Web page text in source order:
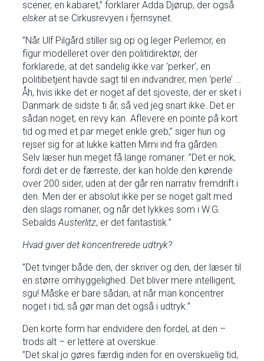
scener, en kabaret,” forklarer Adda Djørup, der også
elskerat se Cirkusrevyen i fjernsynet.
”Når Ulf Pilgård stiller sig op og leger Perlemor, en
figur modelleret over den politidirektør, der
forklarede, at det sandelig ikke var ‘perker’, en
politibetjent havde sagt til en indvandrer, men ‘perle’ …
Åh, hvis ikke det er noget af det sjoveste, der er sket i
Danmark de sidste ti år, så ved jeg snart ikke. Det er
sådan noget, en revy kan. Aflevere en pointe på kort
tid og med et par meget enkle greb,” siger hun og
rejser sig for at lukke katten Mimi ind fra gården.
Selv læser hun meget få lange romaner. ”Det er nok,
fordi det er de færreste, der kan holde den kørende
over 200 sider, uden at der går ren narrativ fremdrift i
den. Men der er absolut ikke per se noget galt med
den slags romaner, og når det lykkes som i W.G.
SebaldsAusterlitz, er det fantastisk.”
Hvad giver det koncentrerede udtryk?
”Det tvinger både den, der skriver og den, der læser til
en større omhyggelighed. Det bliver mere intelligent,
sgu! Måske er bare sådan, at når man koncentrer
noget i tid, så gør man det også i udtryk.”
Den korte form har endvidere den fordel, at den –
trods alt – er lettere at overskue.
”Det skal jo gøres færdig inden for en overskuelig tid,